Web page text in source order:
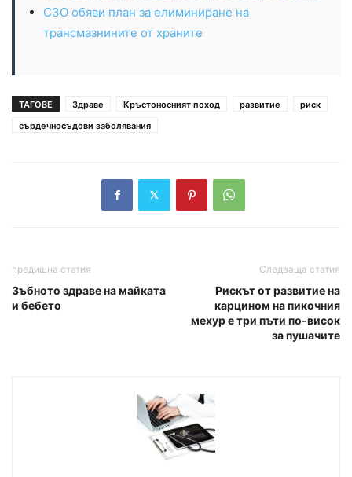
СЗО обяви план за елиминиране на
трансмазнините от храните
ТАГОВЕ Здраве Кръстоносният поход развитие
риск
сърдечносъдови заболявания
предишна статия
Зъбното здраве на майката
и бебето
Следваща статия
Рискът от развитие на
карцином на пикочния
мехур е три пъти по-висок
за пушачите